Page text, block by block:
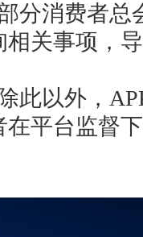
分消费者总
关事项，
此以外，
平台监督